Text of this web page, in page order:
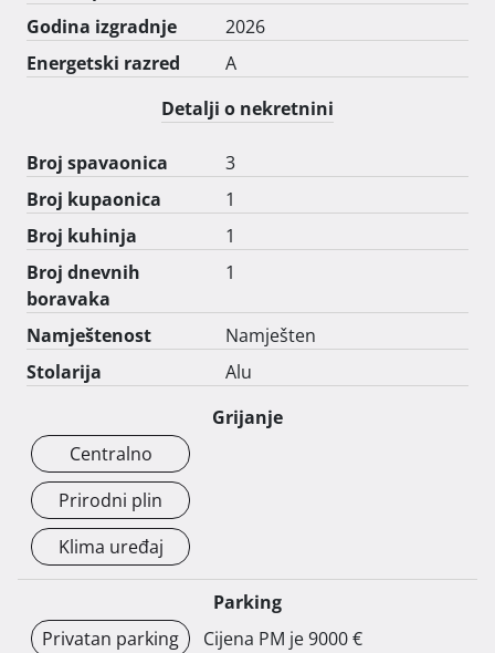
Godina izgradnje
2026
Energetski razred
A
Detalji o nekretnini
Broj spavaonica
3
Broj kupaonica
1
Broj kuhinja
1
Broj dnevnih
boravaka
1
Namještenost
Namješten
Stolarija
Alu
Grijanje
Centralno
Prirodni plin
Klima uređaj
Parking
Privatan parking
Cijena PM je 9000 €